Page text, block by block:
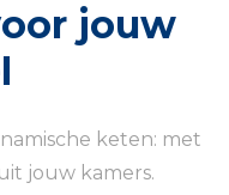
jouw
keten: met
jouw kamers.